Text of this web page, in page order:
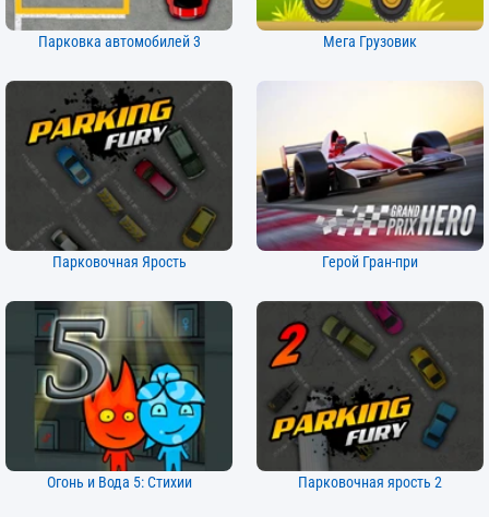
Парковка автомобилей 3 Мега Грузовик
Парковочная Ярость Герой Гран-при
Огонь и Вода 5: Стихии Парковочная ярость 2